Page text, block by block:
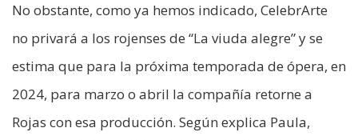
No obstante, como ya hemos indicado, CelebrArte
no privará a los rojenses de “La viuda alegre” y se
estima que para la próxima temporada de ópera, en
2024, para marzo o abril la compañía retorne a
Rojas con esa producción. Según explica Paula,